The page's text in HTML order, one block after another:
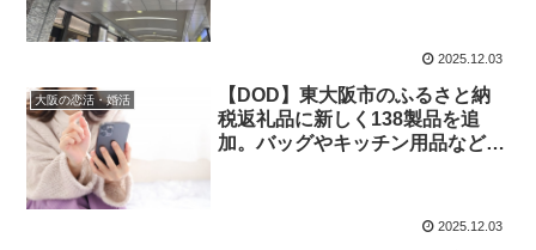
2025.12.03
大阪の恋活・婚活 【DOD】東大阪市のふるさと納
税返礼品に新しく138製品を追
加。バッグやキッチン用品など普
2025.12.03